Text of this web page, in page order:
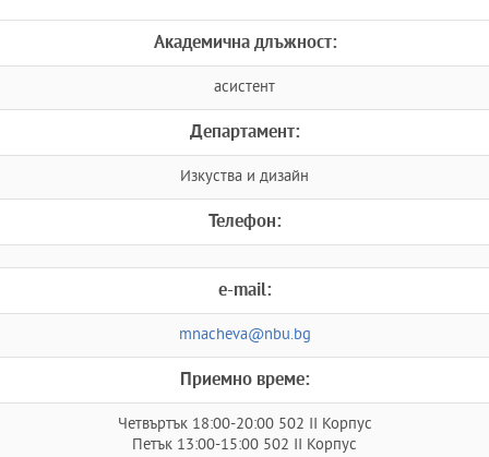
Академична длъжност:
асистент
Департамент:
Изкуства и дизайн
Телефон:
e-mail:
mnacheva@nbu.bg
Приемно време:
Четвъртък 18:00-20:00 502 II Корпус
Петък 13:00-15:00 502 II Корпус